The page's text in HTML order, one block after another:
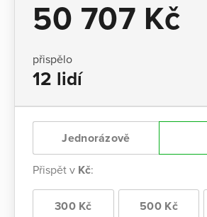
50 707 Kč
přispělo
12 lidí
Jednorázově
Přispět v Kč:
300 Kč 500 Kč